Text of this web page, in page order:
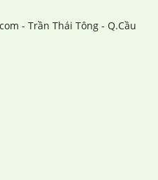
- Trần Thái Tông - Q.Cầu